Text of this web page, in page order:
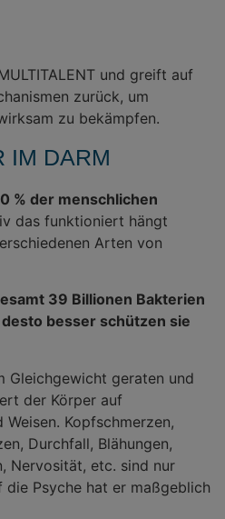
und greift auf
zurück, um
zu bekämpfen.
IM DARM
% der menschlichen
das funktioniert hängt
Arten von
39 Billionen Bakterien
besser schützen sie
Gleichgewicht geraten und
der Körper auf
Kopfschmerzen,
Durchfall, Blähungen,
Nervosität, etc. sind nur
die Psyche hat er maßgeblich